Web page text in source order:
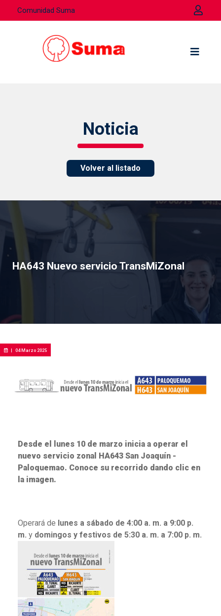
Comunidad Suma
Noticia
Volver al listado
HA643 Nuevo servicio TransMiZonal
04 Marzo 2025
Desde el lunes 10 de marzo inicia a operar el
nuevo servicio zonal HA643 San Joaquín -
Paloquemao. Conoce su recorrido dando clic en
la imagen.
Operará de lunes a sábado de 4:00 a. m. a 9:00 p.
m. y domingos y festivos de 5:30 a. m. a 7:00 p. m.